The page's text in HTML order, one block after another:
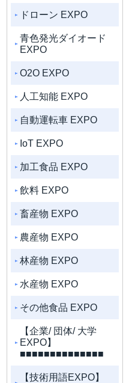
ドローン EXPO
青色発光ダイオード
EXPO
O2O EXPO
人工知能 EXPO
自動運転車 EXPO
IoT EXPO
加工食品 EXPO
飲料 EXPO
畜産物 EXPO
農産物 EXPO
林産物 EXPO
水産物 EXPO
その他食品 EXPO
【企業/ 団体/ 大学
EXPO】
■■■■■■■■■■■■■■
【技術用語EXPO】